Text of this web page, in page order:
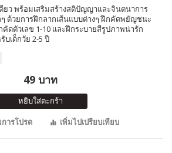
ยว พร้อมเสริมสร้างสติปัญญาและจินตนาการ
ด้วยการฝึกลากเส้นแบบต่างๆ ฝึกคัดพยัญชนะ
ดตัวเลข 1-10 และฝึกระบายสีรูปภาพน่ารัก
บเด็กวัย 2-5 ปี
49 บาท
หยิบใส่ตะกร้า
ารโปรด
เพิ่มไปเปรียบเทียบ